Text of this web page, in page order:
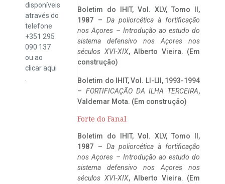
disponíveis
através do
telefone
+351 295
090 137
ou ao
clicaraqui
Boletim do IHIT, Vol. XLV, Tomo II,
1987 – Da poliorcética à fortificação
nos Açores – Introdução ao estudo do
sistema defensivo nos Açores nos
séculos XVI-XIX, Alberto Vieira. (Em
construção)
Boletim do IHIT, Vol. LI-LII, 1993-1994
– FORTIFICAÇÃO DA ILHA TERCEIRA,
Valdemar Mota. (Em construção)
Forte do Fanal
Boletim do IHIT, Vol. XLV, Tomo II,
1987 – Da poliorcética à fortificação
nos Açores – Introdução ao estudo do
sistema defensivo nos Açores nos
séculos XVI-XIX, Alberto Vieira. (Em